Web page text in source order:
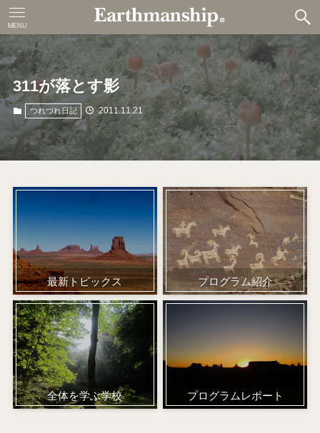
MENU
311が落とす影
つれづれ日記 2011.11.21
最新トピックス プログラム紹介
全体を学ぶ学校 プログラムレポート